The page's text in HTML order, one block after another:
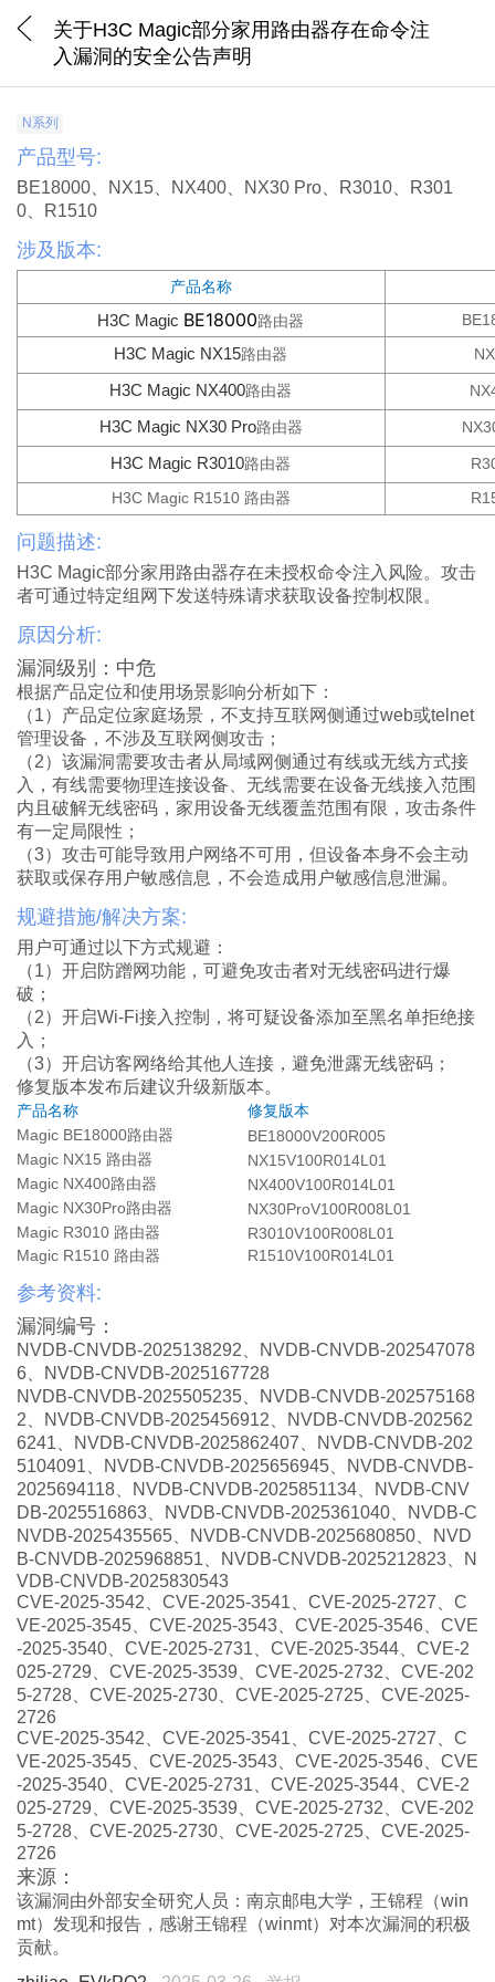
关于H3C Magic部分家用路由器存在命令注
入漏洞的安全公告声明
N系列
产品型号:
BE18000、 NX15、 NX400、 NX30 Pro、 R3010、
R301
0、 R1510
涉及版本:
产品名称
H3C Magic BE18000路由器
H3C Magic NX15路由器
H3C Magic NX400路由器
H3C Magic NX30 Pro路由器
H3C Magic R3010路由器
H3C Magic R1510 路由器
问题描述:
H3C Magic部分家用路由器存在未授权命令注入风险。攻击
者可通过特定组网下发送特殊请求获取设备控制权限。
原因分析:
漏洞级别： 中危
根据产品定位和使用场景影响分析如下：
（1）产品定位家庭场景，不支持互联网侧通过web或telnet
管理设备，不涉及互联网侧攻击；
（2）该漏洞需要攻击者从局域网侧通过有线或无线方式接
入，有线需要物理连接设备、无线需要在设备无线接入范围
内且破解无线密码，家用设备无线覆盖范围有限，攻击条件
有一定局限性；
（3）攻击可能导致用户网络不可用，但设备本身不会主动
获取或保存用户敏感信息，不会造成用户敏感信息泄漏。
规避措施/解决方案:
用户可通过以下方式规避：
（1）开启防蹭网功能，可避免攻击者对无线密码进行爆
破；
（2）开启Wi-Fi接入控制，将可疑设备添加至黑名单拒绝接
入；
（3）开启访客网络给其他人连接，避免泄露无线密码；
修复版本发布后建议升级新版本。
产品名称 修复版本
Magic BE18000路由器
BE18000V200R005
Magic NX15 路由器
NX15V100R014L01
Magic NX400路由器
NX400V100R014L01
Magic NX30Pro路由器
NX30ProV100R008L01
Magic R3010 路由器
R3010V100R008L01
Magic R1510 路由器 R1510V100R014L01
参考资料:
漏洞编号：
NVDB-CNVDB-2025138292
NVDB-CNVDB-202547078
6、
NVDB-CNVDB-2025167728
NVDB-CNVDB-2025505235、
NVDB-CNVDB-202575168
2
NVDB-CNVDB-2025456912
NVDB-CNVDB-202562
6241
NVDB-CNVDB-2025862407
NVDB-CNVDB-202
5104091
NVDB-CNVDB-2025656945、
NVDB-CNVDB-
2025694118、 NVDB-CNVDB-2025851134、
NVDB-CNV
DB-2025516863、 NVDB-CNVDB-2025361040、
NVDB-C
NVDB-2025435565、 NVDB-CNVDB-2025680850、
NVD
B-CNVDB-2025968851
NVDB-CNVDB-2025212823、
N
VDB-CNVDB-2025830543
CVE-2025-3542
CVE-2025-3541 CVE-2025-2727
C
VE-2025-3545、 CVE-2025-3543、 CVE-2025-3546、 CVE
-2025-3540、 CVE-2025-2731 CVE-2025-3544、 CVE-2
025-2729
CVE-2025-3539 CVE-2025-2732
CVE-202
5-2728、 CVE-2025-2730、 CVE-2025-2725、 CVE-2025-
2726
CVE-2025-3542
CVE-2025-3541 CVE-2025-2727
C
VE-2025-3545、 CVE-2025-3543、 CVE-2025-3546、 CVE
-2025-3540、 CVE-2025-2731 CVE-2025-3544、 CVE-2
025-2729
CVE-2025-3539 CVE-2025-2732
CVE-202
5-2728、 CVE-2025-2730、 CVE-2025-2725、 CVE-2025-
2726
来源：
该漏洞由外部安全研究人员：南京邮电大学，王锦程（win
mt）发现和报告，感谢王锦程（winmt）对本次漏洞的积极
贡献。